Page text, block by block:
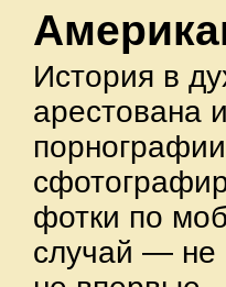
История в
арестована
фотки по
случай — не